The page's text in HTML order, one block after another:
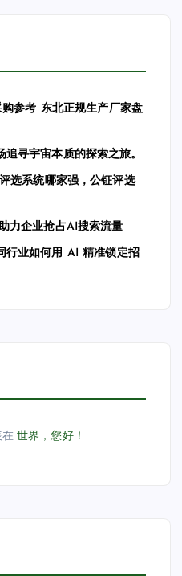
参考 东北正规生产厂家盘
追寻宇宙本质的探索之旅。
选系统哪家强，公钲评选
力企业抢占AI搜索流量
行业如何用 AI 精准锁定招
在世界，您好！